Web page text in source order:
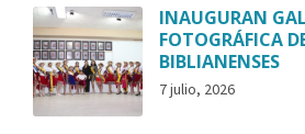
INAUGURAN
FOTOGRÁFICA
BIBLIANENSES
7 julio, 2026